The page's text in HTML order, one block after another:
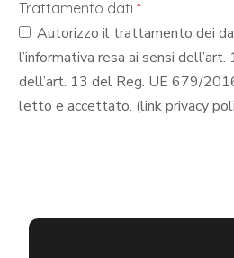
Trattamento dati*
Autorizzo il trattamento dei dati personali secondo
l’informativa resa ai sensi
dell’art. 13 del Reg. UE 679/
letto e accettato. (link privacy